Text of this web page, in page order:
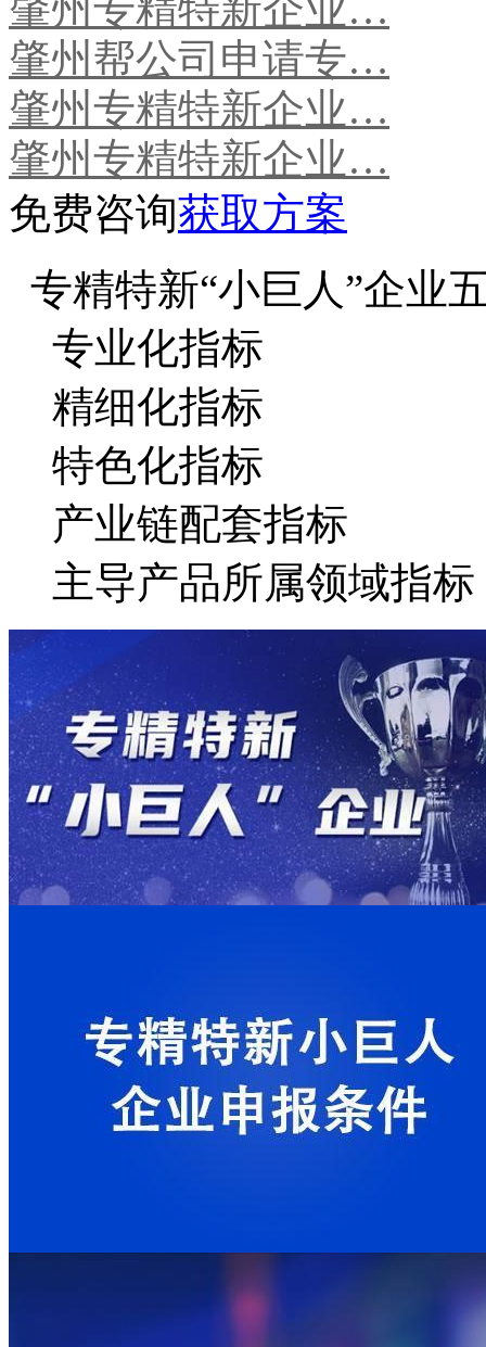
肇州帮公司申请专…
肇州专精特新企业…
肇州专精特新企业…
免费咨询获取方案
专精特新“小巨人”企业
专业化指标
精细化指标
特色化指标
产业链配套指标
主导产品所属领域指标